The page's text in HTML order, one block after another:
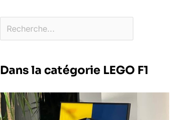
Dans la catégorie LEGO F1